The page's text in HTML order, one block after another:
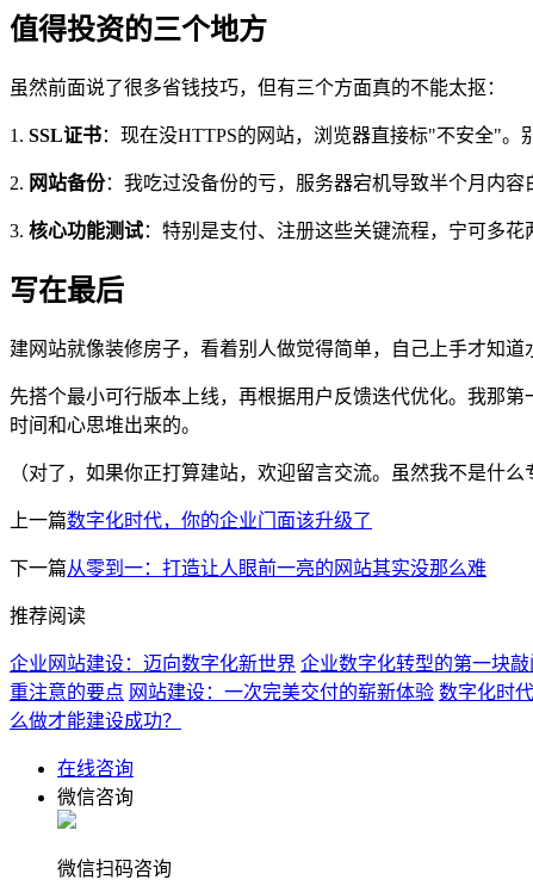
值得投资的三个地方
虽然前面说了很多省钱技巧，但有三个方面真的不能太抠：
1. SSL证书：现在没HTTPS的网站，浏览器直接标"不安全"。
2. 网站备份：我吃过没备份的亏，服务器宕机导致半个月内
3. 核心功能测试：特别是支付、注册这些关键流程，宁可多
写在最后
建网站就像装修房子，看着别人做觉得简单，自己上手才知
先搭个最小可行版本上线，再根据用户反馈迭代优化。我那
时间和心思堆出来的。
（对了，如果你正打算建站，欢迎留言交流。虽然我不是什么
上一篇数字化时代，你的企业门面该升级了
下一篇从零到一：打造让人眼前一亮的网站其实没那么难
推荐阅读
企业网站建设：迈向数字化新世界 企业数字化转型的第一块
重注意的要点 网站建设：一次完美交付的崭新体验 数字化时
么做才能建设成功？
在线咨询
微信咨询
微信扫码咨询